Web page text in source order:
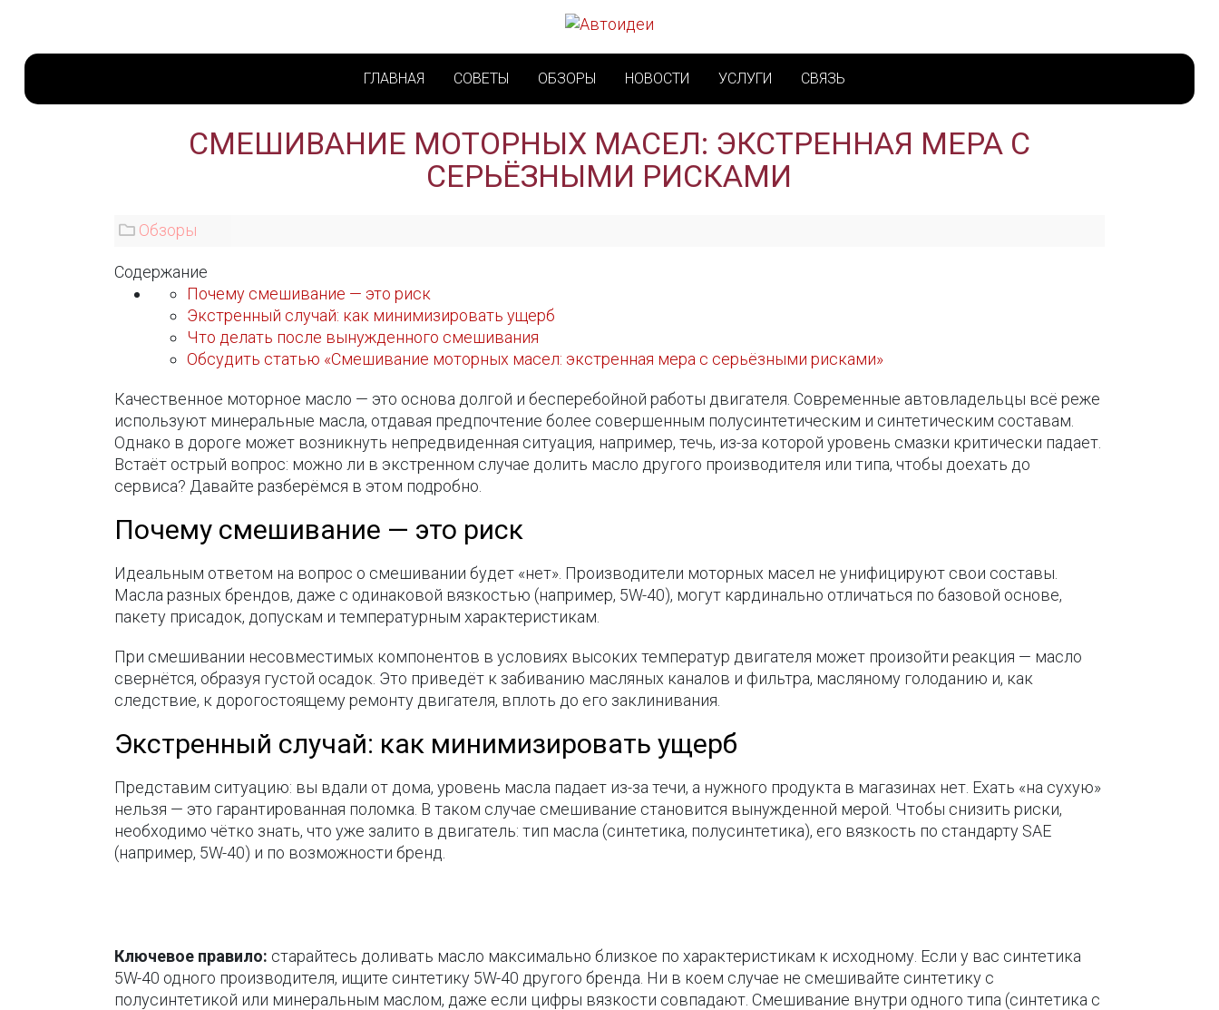
ГЛАВНАЯ СОВЕТЫ ОБЗОРЫ НОВОСТИ УСЛУГИ СВЯЗЬ
СМЕШИВАНИЕ МОТОРНЫХ МАСЕЛ: ЭКСТРЕННАЯ МЕРА С
СЕРЬЁЗНЫМИ РИСКАМИ
Обзоры
Содержание
Почему смешивание — это риск
Экстренный случай: как минимизировать ущерб
Что делать после вынужденного смешивания
Обсудить статью «Смешивание моторных масел: экстренная мера с серьёзными рисками»
Качественное моторное масло — это основа долгой и бесперебойной работы двигателя. Современные автовладельцы всё реже
используют минеральные масла, отдавая предпочтение более совершенным полусинтетическим и синтетическим составам.
Однако в дороге может возникнуть непредвиденная ситуация, например, течь, из-за которой уровень смазки критически падает.
Встаёт острый вопрос: можно ли в экстренном случае долить масло другого производителя или типа, чтобы доехать до
сервиса? Давайте разберёмся в этом подробно.
Почему смешивание — это риск
Идеальным ответом на вопрос о смешивании будет «нет». Производители моторных масел не унифицируют свои составы.
Масла разных брендов, даже с одинаковой вязкостью (например, 5W-40), могут кардинально отличаться по базовой основе,
пакету присадок, допускам и температурным характеристикам.
При смешивании несовместимых компонентов в условиях высоких температур двигателя может произойти реакция — масло
свернётся, образуя густой осадок. Это приведёт к забиванию масляных каналов и фильтра, масляному голоданию и, как
следствие, к дорогостоящему ремонту двигателя, вплоть до его заклинивания.
Экстренный случай: как минимизировать ущерб
Представим ситуацию: вы вдали от дома, уровень масла падает из-за течи, а нужного продукта в магазинах нет. Ехать «на сухую»
нельзя — это гарантированная поломка. В таком случае смешивание становится вынужденной мерой. Чтобы снизить риски,
необходимо чётко знать, что уже залито в двигатель: тип масла (синтетика, полусинтетика), его вязкость по стандарту SAE
(например, 5W-40) и по возможности бренд.
Ключевое правило: старайтесь доливать масло максимально близкое по характеристикам к исходному. Если у вас синтетика
5W-40 одного производителя, ищите синтетику 5W-40 другого бренда. Ни в коем случае не смешивайте синтетику с
полусинтетикой или минеральным маслом, даже если цифры вязкости совпадают. Смешивание внутри одного типа (синтетика с